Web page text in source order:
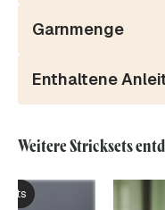
Garnmenge
Enthaltene
Weitere Stricksets